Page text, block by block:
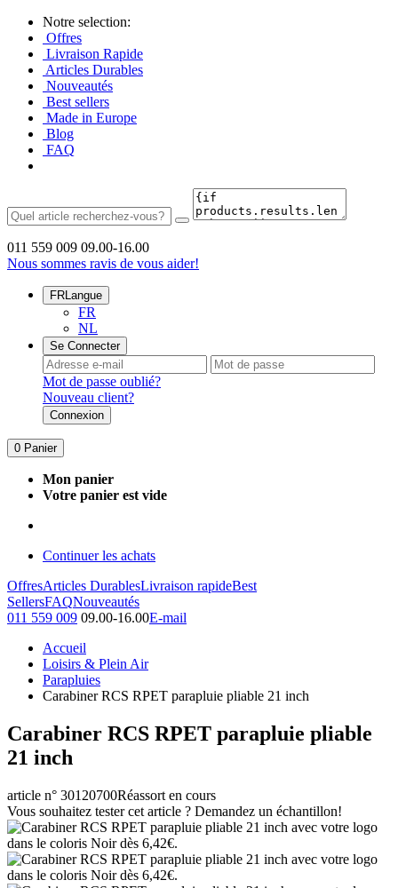
Notre selection:
Offres
Livraison Rapide
Articles Durables
Nouveautés
Best sellers
Made in Europe
Blog
FAQ
011 559 009 09.00-16.00
Nous sommes ravis de vous aider!
FRLangue
FR
NL
Se Connecter
Mot de passe oublié?
Nouveau client?
Connexion
0 Panier
Mon panier
Votre panier est vide
Continuer les achats
OffresArticles DurablesLivraison rapideBest
SellersFAQNouveautés
011 559 009 09.00-16.00E-mail
Accueil
Loisirs & Plein Air
Parapluies
Carabiner RCS RPET parapluie pliable 21 inch
Carabiner RCS RPET parapluie pliable
21 inch
article n° 30120700Réassort en cours
Vous souhaitez tester cet article ? Demandez un échantillon!